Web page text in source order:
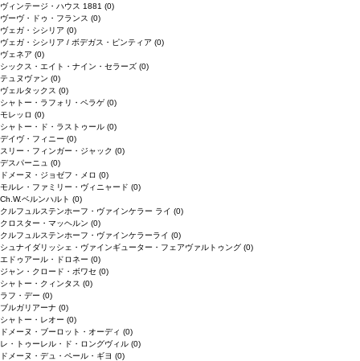
ヴィンテージ・ハウス 1881 (0)
ヴーヴ・ドゥ・フランス (0)
ヴェガ・シシリア (0)
ヴェガ・シシリア / ボデガス・ピンティア (0)
ヴェネア (0)
シックス・エイト・ナイン・セラーズ (0)
テュヌヴァン (0)
ヴェルタックス (0)
シャトー・ラフォリ・ペラゲ (0)
モレッロ (0)
シャトー・ド・ラストゥール (0)
デイヴ・フィニー (0)
スリー・フィンガー・ジャック (0)
デスパーニュ (0)
ドメーヌ・ジョゼフ・メロ (0)
モルレ・ファミリー・ヴィニャード (0)
Ch.W.ベルンハルト (0)
クルフュルステンホーフ・ヴァインケラー ライ (0)
クロスター・マッヘルン (0)
クルフュルステンホーフ・ヴァインケラーライ (0)
シュナイダリッシェ・ヴァインギューター・フェアヴァルトゥング (0)
エドゥアール・ドロネー (0)
ジャン・クロード・ボワセ (0)
シャトー・クィンタス (0)
ラフ・デー (0)
ブルガリアーナ (0)
シャトー・レオー (0)
ドメーヌ・ブーロット・オーディ (0)
レ・トゥーレル・ド・ロングヴィル (0)
ドメーヌ・デュ・ペール・ギヨ (0)